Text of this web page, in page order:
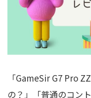
「GameSir G7 Pro
の？」「普通のコン